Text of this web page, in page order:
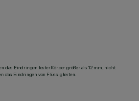
das Eindringen fester Körper größer als 12 mm, nicht
das Eindringen von Flüssigkeiten.